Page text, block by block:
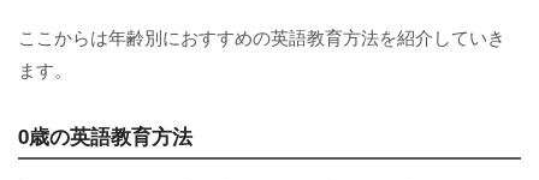
ここからは年齢別におすすめの英語教育方法を紹介していき
ます。
0歳の英語教育方法